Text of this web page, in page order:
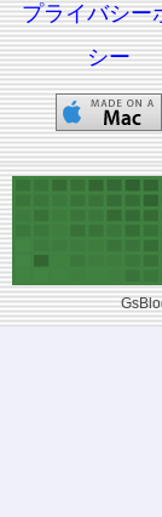
プライバシー
シー